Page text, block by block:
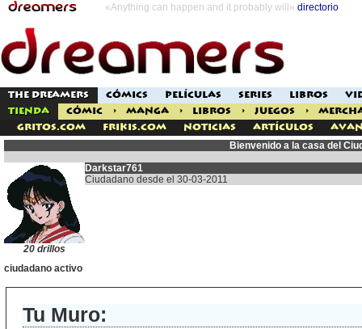
«Anything can happen and it probably will» directorio
THE DREAMERS CÓMICS PELÍCULAS SERIES LIBROS
TIENDA
CÓMIC > MANGA > LIBROS > JUEGOS >
Gritos.com
Frikis.com Noticias Artículos
Bienvenido a la casa del
20 drillos
Darkstar761
Ciudadano desde el 30-03-2011
ciudadano activo
Tu Muro: